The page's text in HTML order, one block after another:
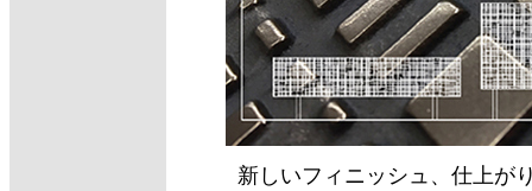
新しいフィニッシュ、仕上が